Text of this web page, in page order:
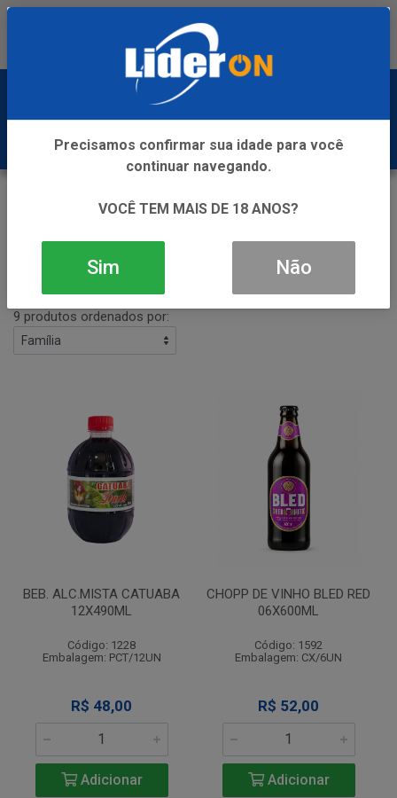
9 produtos ordenados por:
BEB. ALC.MISTA CATUABA
12X490ML
Código: 1228
Embalagem: PCT/12UN
R$ 48,00
Adicionar
CHOPP DE VINHO BLED RED
06X600ML
Código: 1592
Embalagem: CX/6UN
R$ 52,00
Adicionar
Precisamos confirmar sua idade para você
continuar navegando.
VOCÊ TEM MAIS DE 18 ANOS?
Sim Não